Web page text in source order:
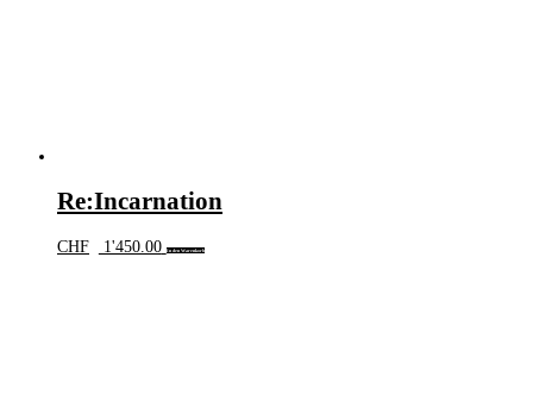
Re:Incarnation
CHF 1'450.00 In den Warenkorb